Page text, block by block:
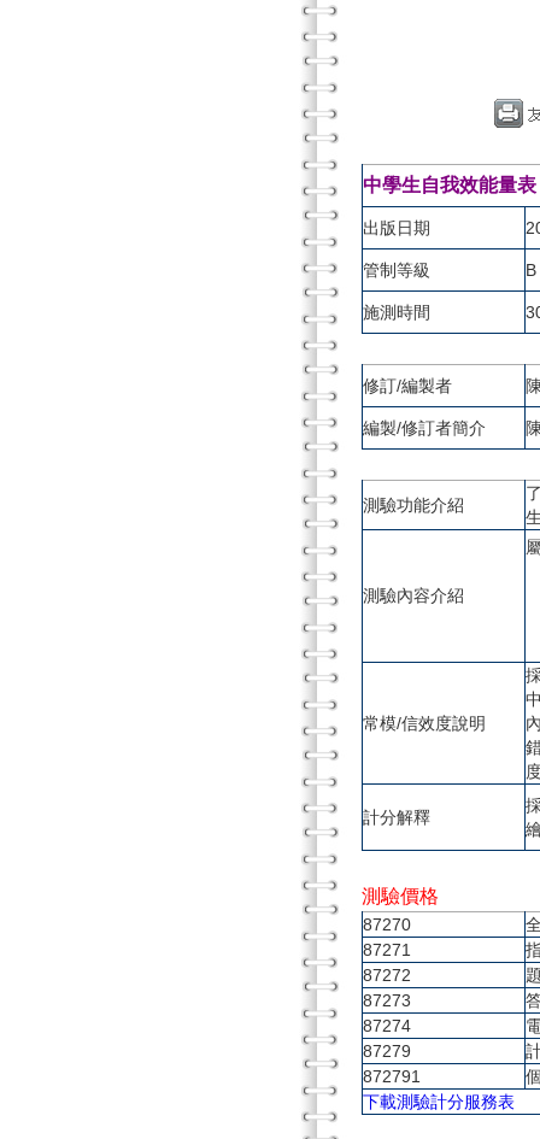
中學生自我效能量
出版日期
管制等級 B
施測時間
修訂/編製者
編製/修訂者簡介
測驗功能介紹
測驗內容介紹
常模/信效度說明
計分解釋
測驗價格
87270
87271
87272
87273
87274
87279
872791
下載測驗計分服務表